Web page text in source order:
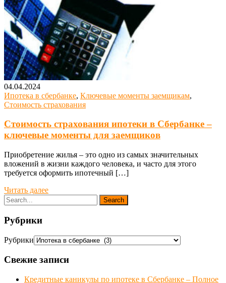
04.04.2024
Ипотека в сбербанке, Ключевые моменты заемщикам,
Стоимость страхования
Стоимость страхования ипотеки в Сбербанке –
ключевые моменты для заемщиков
Приобретение жилья – это одно из самых значительных
вложений в жизни каждого человека, и часто для этого
требуется оформить ипотечный […]
Читать далее
Рубрики
Рубрики
Свежие записи
Кредитные каникулы по ипотеке в Сбербанке – Полное